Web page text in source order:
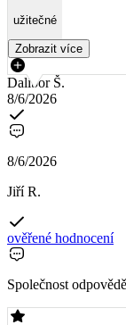
užitečné
Zobrazit více
Dalibor Š.
8/6/2026
8/6/2026
Jiří R.
ověřené hodnocení
Společnost